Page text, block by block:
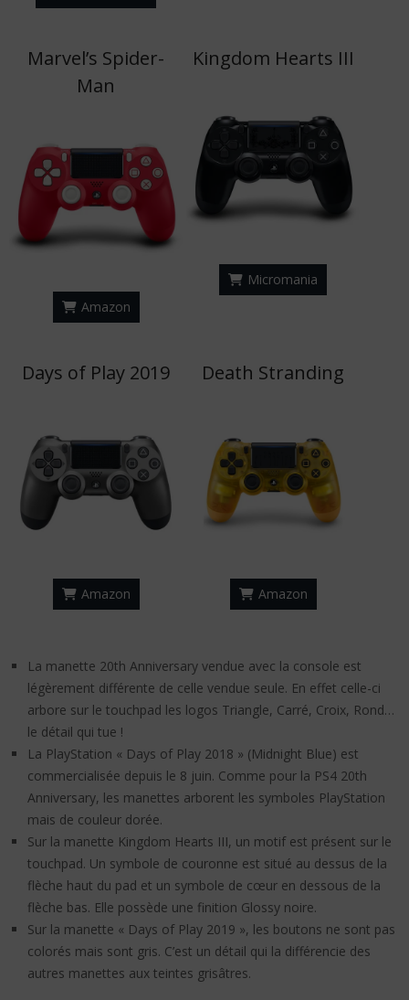
Marvel’s Spider-
Man
Amazon
Kingdom Hearts III
Micromania
Days of Play 2019
Amazon
Death Stranding
Amazon
La manette 20th Anniversary vendue avec la console est
légèrement différente de celle vendue seule. En effet celle-ci
arbore sur le touchpad les logos Triangle, Carré, Croix, Rond…
le détail qui tue !
La PlayStation « Days of Play 2018 » (Midnight Blue) est
commercialisée depuis le 8 juin. Comme pour la PS4 20th
Anniversary, les manettes arborent les symboles PlayStation
mais de couleur dorée.
Sur la manette Kingdom Hearts III, un motif est présent sur le
touchpad. Un symbole de couronne est situé au dessus de la
flèche haut du pad et un symbole de cœur en dessous de la
flèche bas. Elle possède une finition Glossy noire.
Sur la manette « Days of Play 2019 », les boutons ne sont pas
colorés mais sont gris. C’est un détail qui la différencie des
autres manettes aux teintes grisâtres.